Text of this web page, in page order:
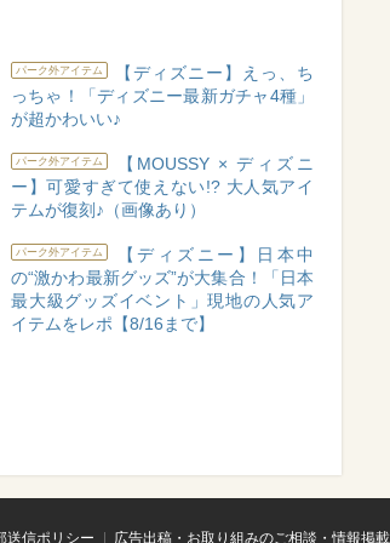
パーク外アイテム
【ディズニー】えっ、ち
っちゃ！「ディズニー最新ガチャ4種」
が超かわいい♪
パーク外アイテム
【MOUSSY × ディズニ
ー】可愛すぎて使えない!? 大人気アイ
テムが復刻♪（画像あり）
パーク外アイテム
【ディズニー】日本中
の“激かわ最新グッズ”が大集合！「日本
最大級グッズイベント」現地の人気ア
イテムをレポ【8/16まで】
送信ポリシー 広告出稿・お取り組みのご相談・情報掲